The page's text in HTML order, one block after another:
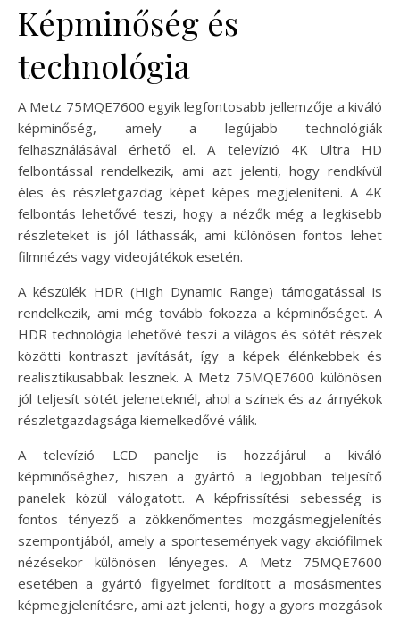
Képminőség és
technológia
A Metz 75MQE7600 egyik legfontosabb jellemzője a kiváló
képminőség, amely a legújabb technológiák
felhasználásával érhető el. A televízió 4K Ultra HD
felbontással rendelkezik, ami azt jelenti, hogy rendkívül
éles és részletgazdag képet képes megjeleníteni. A 4K
felbontás lehetővé teszi, hogy a nézők még a legkisebb
részleteket is jól láthassák, ami különösen fontos lehet
filmnézés vagy videojátékok esetén.
A készülék HDR (High Dynamic Range) támogatással is
rendelkezik, ami még tovább fokozza a képminőséget. A
HDR technológia lehetővé teszi a világos és sötét részek
közötti kontraszt javítását, így a képek élénkebbek és
realisztikusabbak lesznek. A Metz 75MQE7600 különösen
jól teljesít sötét jeleneteknél, ahol a színek és az árnyékok
részletgazdagsága kiemelkedővé válik.
A televízió LCD panelje is hozzájárul a kiváló
képminőséghez, hiszen a gyártó a legjobban teljesítő
panelek közül válogatott. A képfrissítési sebesség is
fontos tényező a zökkenőmentes mozgásmegjelenítés
szempontjából, amely a sportesemények vagy akciófilmek
nézésekor különösen lényeges. A Metz 75MQE7600
esetében a gyártó figyelmet fordított a mosásmentes
képmegjelenítésre, ami azt jelenti, hogy a gyors mozgások